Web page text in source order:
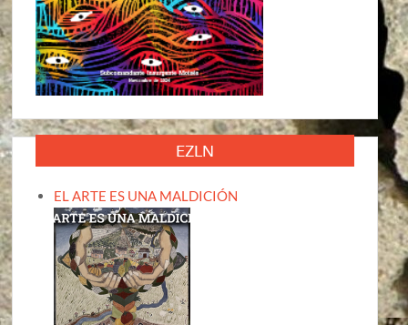
EZLN
EL ARTE ES UNA MALDICIÓN